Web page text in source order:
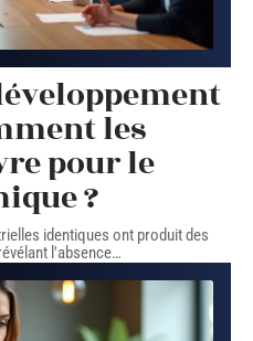
les
pour le
?
identiques ont produit des
l'absence…